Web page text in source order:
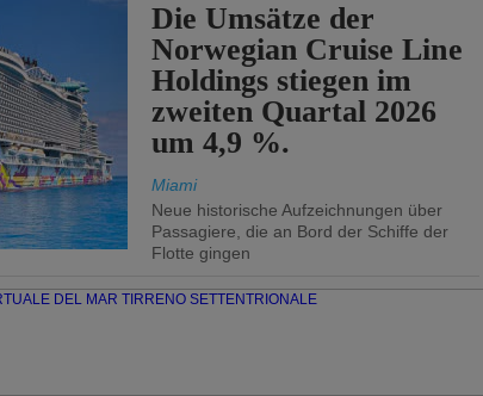
Die Umsätze der
Norwegian Cruise Line
Holdings stiegen im
zweiten Quartal 2026
um 4,9 %.
Miami
Neue historische Aufzeichnungen über
Passagiere, die an Bord der Schiffe der
Flotte gingen